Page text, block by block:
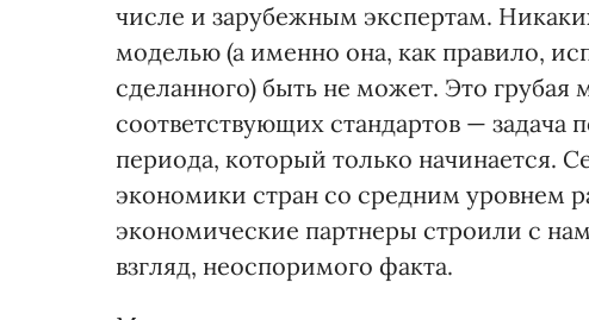
числе и зарубежным экспертам.
моделью (а именно она, как правило,
сделанного) быть не может. Это
соответствующих стандартов —
периода, который только начинается.
экономики стран со средним уровнем
экономические партнеры строили с
взгляд, неоспоримого факта.